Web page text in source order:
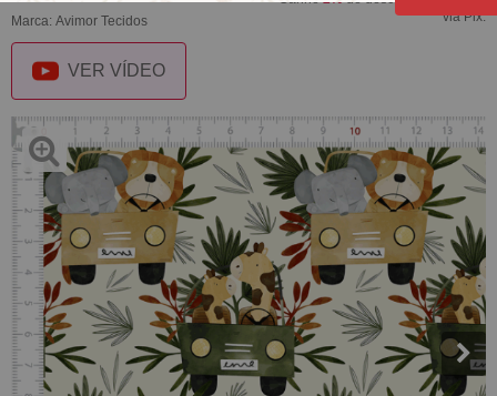
Marca: Avimor Tecidos
via Pix.
VER VÍDEO